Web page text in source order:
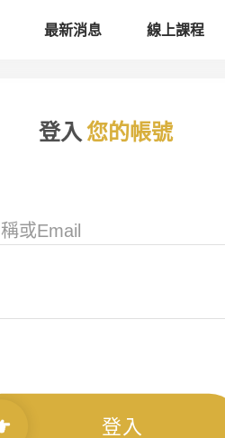
最新消息 線上課程
登入您的帳號
登入